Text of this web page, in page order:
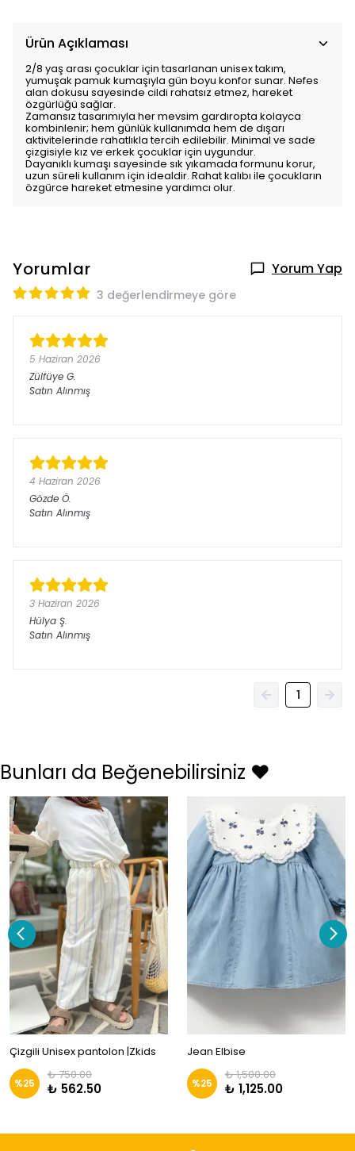
Ürün Açıklaması
2/8 yaş arası çocuklar için tasarlanan unisex takım,
yumuşak pamuk kumaşıyla gün boyu konfor sunar. Nefes
alan dokusu sayesinde cildi rahatsız etmez, hareket
özgürlüğü sağlar.
Zamansız tasarımıyla her mevsim gardıropta kolayca
kombinlenir; hem günlük kullanımda hem de dışarı
aktivitelerinde rahatlıkla tercih edilebilir. Minimal ve sade
çizgisiyle kız ve erkek çocuklar için uygundur.
Dayanıklı kumaşı sayesinde sık yıkamada formunu korur,
uzun süreli kullanım için idealdir. Rahat kalıbı ile çocukların
özgürce hareket etmesine yardımcı olur.
Yorumlar Yorum Yap
3 değerlendirmeye göre
5 Haziran 2026
Zülfüye G.
Satın Alınmış
4 Haziran 2026
Gözde Ö.
Satın Alınmış
3 Haziran 2026
Hülya Ş.
Satın Alınmış
1
Bunları da Beğenebilirsiniz ❤️
Çizgili Unisex pantolon |Zkids
%25
₺ 750.00
₺ 562.50
Jean Elbise
%25
₺ 1,500.00
₺ 1,125.00